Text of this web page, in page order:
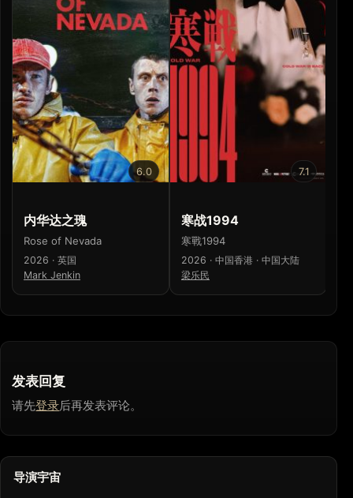
6.0
内华达之瑰
Rose of Nevada
2026 · 英国
Mark Jenkin
7.1
寒战1994
寒戰1994
2026 · 中国香港 · 中国大陆
梁乐民
发表回复
请先登录后再发表评论。
导演宇宙